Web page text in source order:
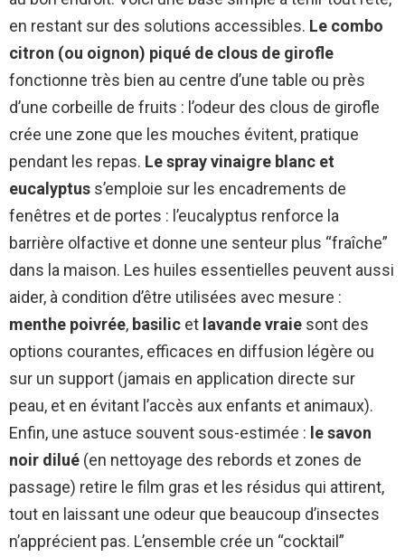
en restant sur des solutions accessibles. Le combo
citron (ou oignon) piqué de clous de girofle
fonctionne très bien au centre d’une table ou près
d’une corbeille de fruits : l’odeur des clous de girofle
crée une zone que les mouches évitent, pratique
pendant les repas. Le spray vinaigre blanc et
eucalyptus s’emploie sur les encadrements de
fenêtres et de portes : l’eucalyptus renforce la
barrière olfactive et donne une senteur plus “fraîche”
dans la maison. Les huiles essentielles peuvent aussi
aider, à condition d’être utilisées avec mesure :
menthe poivrée, basilic et lavande vraie sont des
options courantes, efficaces en diffusion légère ou
sur un support (jamais en application directe sur
peau, et en évitant l’accès aux enfants et animaux).
Enfin, une astuce souvent sous-estimée : le savon
noir dilué (en nettoyage des rebords et zones de
passage) retire le film gras et les résidus qui attirent,
tout en laissant une odeur que beaucoup d’insectes
n’apprécient pas. L’ensemble crée un “cocktail”